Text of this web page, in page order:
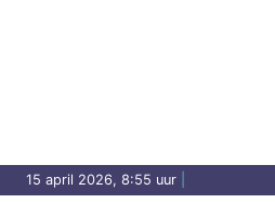
15 april 2026, 8:55 uur